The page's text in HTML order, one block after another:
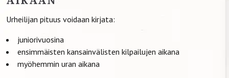
Urheilijan pituus voidaan kirjata:
juniorivuosina
ensimmäisten kansainvälisten kilpailujen aikana
myöhemmin uran aikana